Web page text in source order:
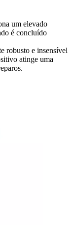
um elevado
é concluído
robusto e insensível
atinge uma